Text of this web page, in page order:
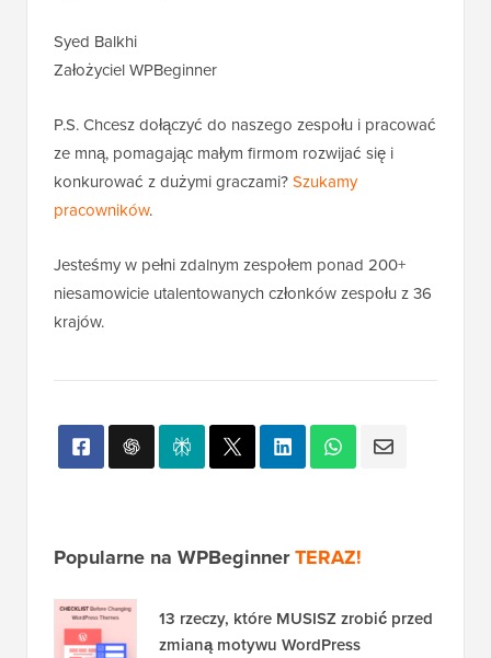
Syed Balkhi
Założyciel WPBeginner
P.S. Chcesz dołączyć do naszego zespołu i pracować
ze mną, pomagając małym firmom rozwijać się i
konkurować z dużymi graczami?Szukamy
pracowników.
Jesteśmy w pełni zdalnym zespołem ponad 200+
niesamowicie utalentowanych członków zespołu z 36
krajów.
Popularne na WPBeginnerTERAZ!
13 rzeczy, które MUSISZ zrobić przed
zmianą motywu WordPress